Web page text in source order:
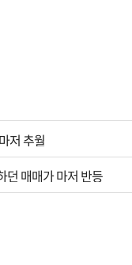
저 추월
던 매매가 마저 반등